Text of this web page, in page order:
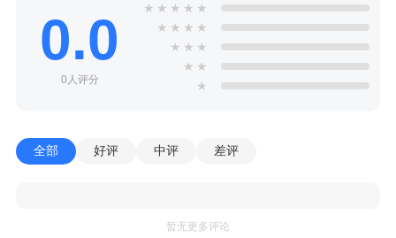
0.0
0人评分
★ ★ ★ ★ ★
★ ★ ★ ★
★ ★ ★
★ ★
★
全部 好评 中评 差评
暂无更多评论